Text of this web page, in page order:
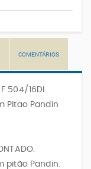
COMENTÁRIOS
504/16DI
Pitao Pandin
pitão Pandin.